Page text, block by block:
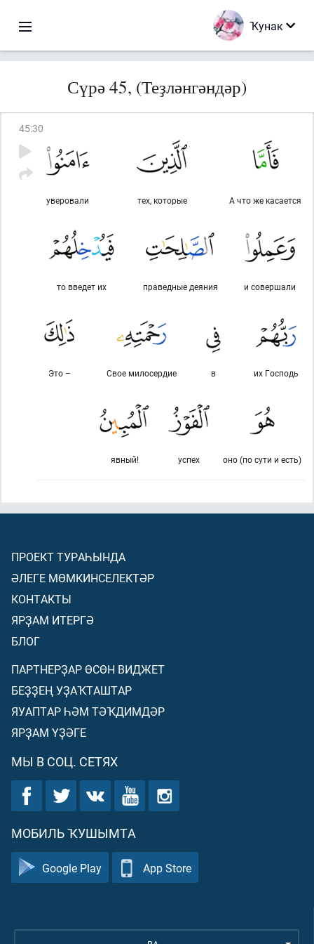
Ҡунак
Сүрә 45, (Теҙләнгәндәр)
45:30
А что же касается
тех, которые
уверовали
и совершали
праведные деяния
то введет их
их Господь
в
Свое милосердие
Это –
оно (по сути и есть)
успех
явный!
ПРОЕКТ ТУРАҺЫНДА
ӘЛЕГЕ МӨМКИНСЕЛЕКТӘР
КОНТАКТЫ
ЯРҘАМ ИТЕРГӘ
БЛОГ
ПАРТНЕРҘАР ӨСӨН ВИДЖЕТ
БЕҘҘЕҢ УҘАҠТАШТАР
ЯУАПТАР ҺӘМ ТӘҠДИМДӘР
ЯРҘАМ ҮҘӘГЕ
МЫ В СОЦ. СЕТЯХ
МОБИЛЬ ҠУШЫМТА
Google Play App Store